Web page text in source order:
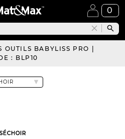
0
OUTILS BABYLISS PRO |
: BLP10
SÉCHOIR